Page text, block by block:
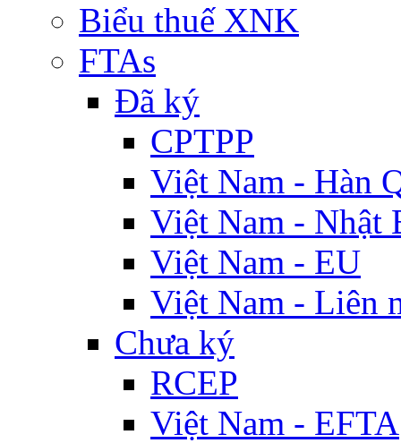
Biểu thuế XNK
FTAs
Đã ký
CPTPP
Việt Nam - Hàn
Việt Nam - Nhật
Việt Nam - EU
Việt Nam - Liên
Chưa ký
RCEP
Việt Nam - EFTA